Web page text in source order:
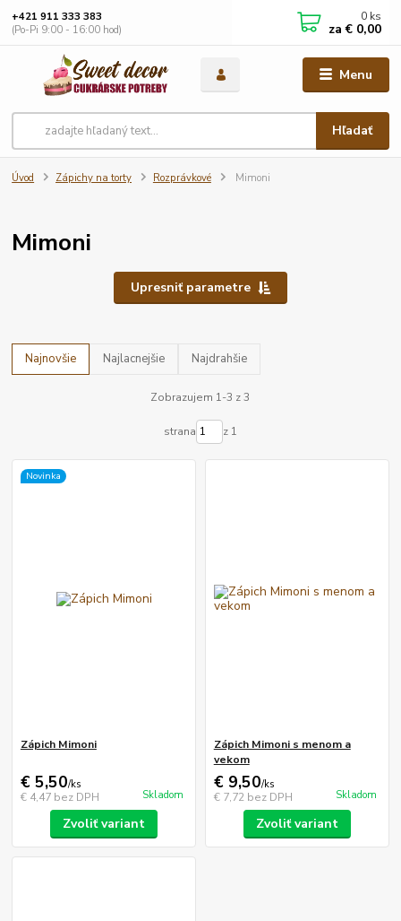
Menu
Hľadať
+421 911 333 383
(Po-Pi 9:00 - 16:00 hod)
0 ks
za € 0,00
Úvod Zápichy na torty Rozprávkové Mimoni
Mimoni
Upresniť parametre
Najnovšie Najlacnejšie Najdrahšie
Zobrazujem 1-3 z 3
strana z 1
Novinka
Zápich Mimoni
€ 5,50/ks
€ 4,47 bez DPH Skladom
Zvoliť variant
Zápich Mimoni s menom a
vekom
€ 9,50/ks
€ 7,72 bez DPH Skladom
Zvoliť variant